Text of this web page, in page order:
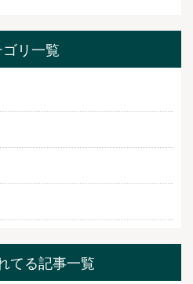
リ一覧
てる記事一覧